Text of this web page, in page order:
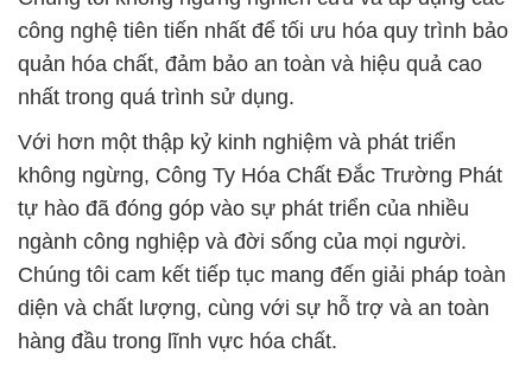
công nghệ tiên tiến nhất để tối ưu hóa quy trình bảo
quản hóa chất, đảm bảo an toàn và hiệu quả cao
nhất trong quá trình sử dụng.
Với hơn một thập kỷ kinh nghiệm và phát triển
không ngừng, Công Ty Hóa Chất Đắc Trường Phát
tự hào đã đóng góp vào sự phát triển của nhiều
ngành công nghiệp và đời sống của mọi người.
Chúng tôi cam kết tiếp tục mang đến giải pháp toàn
diện và chất lượng, cùng với sự hỗ trợ và an toàn
hàng đầu trong lĩnh vực hóa chất.